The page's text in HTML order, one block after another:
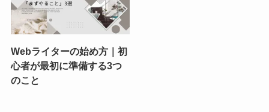
Webライターの始め方｜初
心者が最初に準備する3つ
のこと